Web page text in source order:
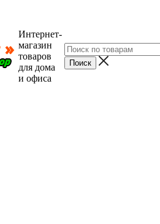
Интернет-
магазин
товаров
для дома
и офиса